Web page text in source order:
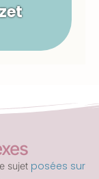
sujet posées sur